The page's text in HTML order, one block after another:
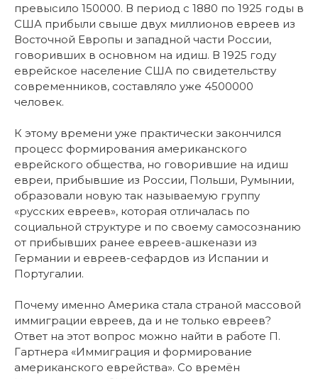
превысило 150000. В период с 1880 по 1925 годы в
США прибыли свыше двух миллионов евреев из
Восточной Европы и западной части России,
говоривших в основном на идиш. В 1925 году
еврейское население США по свидетельству
современников, составляло уже 4500000
человек.
К этому времени уже практически закончился
процесс формирования американского
еврейского общества, но говорившие на идиш
евреи, прибывшие из России, Польши, Румынии,
образовали новую так называемую группу
«русских евреев», которая отличалась по
социальной структуре и по своему самосознанию
от прибывших ранее евреев-ашкенази из
Германии и евреев-сефардов из Испании и
Португалии.
Почему именно Америка стала страной массовой
иммиграции евреев, да и не только евреев?
Ответ на этот вопрос можно найти в работе П.
Гартнера «Иммиграция и формирование
американского еврейства». Со времён